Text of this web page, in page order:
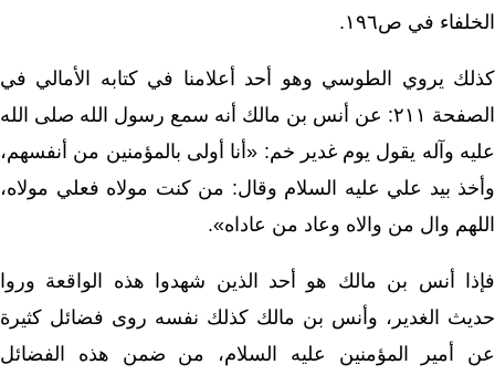
الخلفاء في ص١٩٦.
كذلك يروي الطوسي وهو أحد أعلامنا في كتابه الأمالي في
الصفحة ٢١١: عن أنس بن مالك أنه سمع رسول الله صلى الله
عليه وآله يقول يوم غدير خم: «أنا أولى بالمؤمنين من أنفسهم،
وأخذ بيد علي عليه السلام وقال: من كنت مولاه فعلي مولاه،
اللهم وال من والاه وعاد من عاداه».
فإذا أنس بن مالك هو أحد الذين شهدوا هذه الواقعة وروا
حديث الغدير، وأنس بن مالك كذلك نفسه روى فضائل كثيرة
عن أمير المؤمنين عليه السلام، من ضمن هذه الفضائل